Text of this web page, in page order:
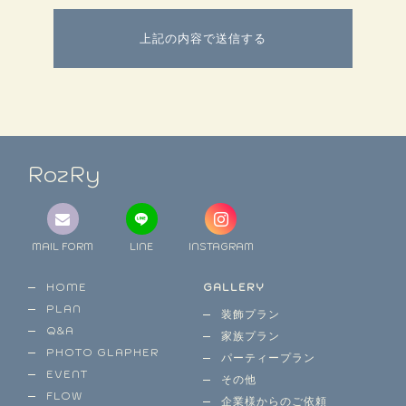
RozRy
MAIL FORM LINE INSTAGRAM
HOME
PLAN
Q&A
PHOTO GLAPHER
EVENT
FLOW
GALLERY
装飾プラン
家族プラン
パーティープラン
その他
企業様からのご依頼